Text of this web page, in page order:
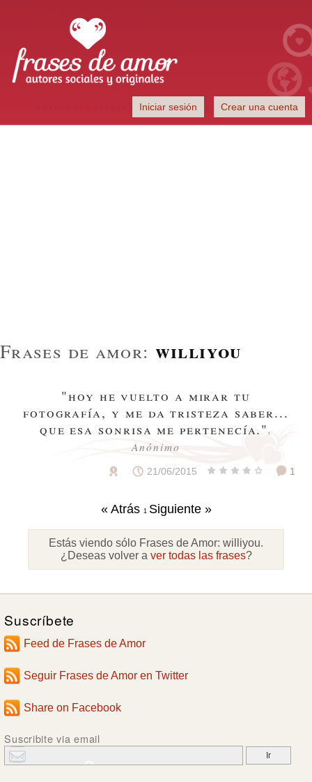
Autores sociales y originales
Iniciar sesión Crear una cuenta
Frases de amor: williyou
"hoy he vuelto a mirar tu
fotografía, y me da tristeza saber...
que esa sonrisa me pertenecía.",
Anónimo
21/06/2015 1
« Atrás 1 Siguiente »
Estás viendo sólo Frases de Amor: williyou.
¿Deseas volver a ver todas las frases?
Suscríbete
Feed de Frases de Amor
Seguir Frases de Amor en Twitter
Share on Facebook
Suscribite via email